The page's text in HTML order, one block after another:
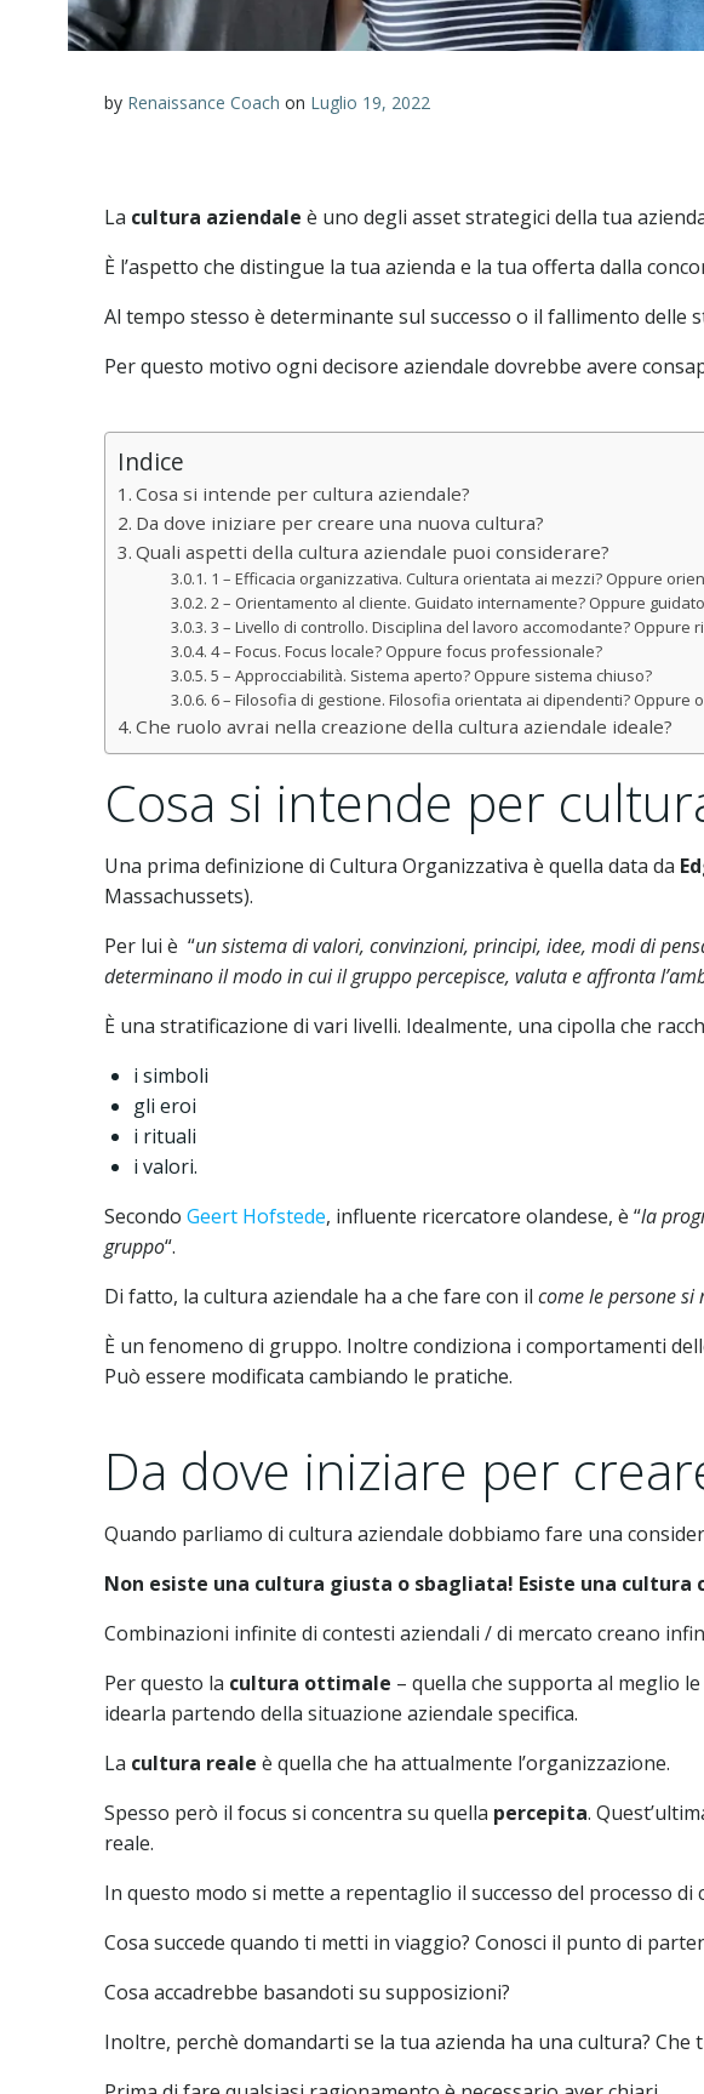
by Renaissance Coach on Luglio 19, 2022
La cultura aziendale è uno degli asset strategici della tua
È l’aspetto che distingue la tua azienda e la tua offerta dalla
Al tempo stesso è determinante sul successo o il fallimento
Per questo motivo ogni decisore aziendale dovrebbe avere
Indice
Cosa si intende per cultura aziendale?
Da dove iniziare per creare una nuova cultura?
Quali aspetti della cultura aziendale puoi considerare?
1 – Efficacia organizzativa. Cultura orientata ai mezzi? Oppure
2 – Orientamento al cliente. Guidato internamente? Oppure
3 – Livello di controllo. Disciplina del lavoro accomodante? Oppure
4 – Focus. Focus locale? Oppure focus professionale?
5 – Approcciabilità. Sistema aperto? Oppure sistema chiuso?
6 – Filosofia di gestione. Filosofia orientata ai dipendenti? Oppure
Che ruolo avrai nella creazione della cultura aziendale ideale?
Cosa si intende per
Una prima definizione di Cultura Organizzativa è quella data da
Massachussets).
Per lui è “un sistema di valori, convinzioni, principi, idee, modi di
determinano il modo in cui il gruppo percepisce, valuta e affronta
È una stratificazione di vari livelli. Idealmente, una cipolla che
i simboli
gli eroi
i rituali
i valori.
Secondo Geert Hofstede, influente ricercatore olandese, è “la
gruppo“.
Di fatto, la cultura aziendale ha a che fare con il come le persone si
È un fenomeno di gruppo. Inoltre condiziona i comportamenti
Può essere modificata cambiando le pratiche.
Da dove iniziare per
Quando parliamo di cultura aziendale dobbiamo fare una
Non esiste una cultura giusta o sbagliata! Esiste una
Combinazioni infinite di contesti aziendali / di mercato creano
Per questo la cultura ottimale – quella che supporta al meglio
idearla partendo della situazione aziendale specifica.
La cultura reale è quella che ha attualmente l’organizzazione.
Spesso però il focus si concentra su quella percepita.
reale.
In questo modo si mette a repentaglio il successo del processo di
Cosa succede quando ti metti in viaggio? Conosci il punto di
Cosa accadrebbe basandoti su supposizioni?
Inoltre, perchè domandarti se la tua azienda ha una cultura? Che